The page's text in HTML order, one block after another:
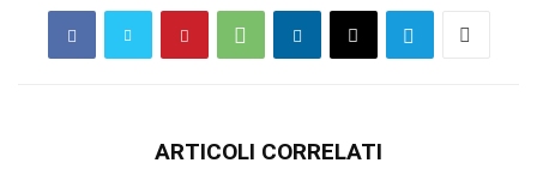
ARTICOLI CORRELATI